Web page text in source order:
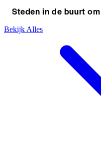
Steden in de buurt
Bekijk Alles